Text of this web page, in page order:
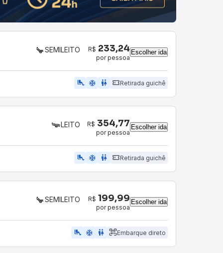
SEMILEITO R$ 233,24
por pessoa
Escolher ida
airline_seat_legroom_extra ac_unit WC Retirada guichê
LEITO R$ 354,77
por pessoa
Escolher ida
airline_seat_legroom_extra ac_unit wc Retirada guichê
SEMILEITO R$ 199,99
por pessoa
Escolher ida
airline_seat_legroom_extra ac_unit WC Embarque direto